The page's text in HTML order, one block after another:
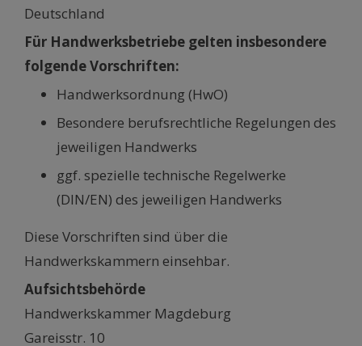
Deutschland
Für Handwerksbetriebe gelten insbesondere
folgende Vorschriften:
Handwerksordnung (HwO)
Besondere berufsrechtliche Regelungen des
jeweiligen Handwerks
ggf. spezielle technische Regelwerke
(DIN/EN) des jeweiligen Handwerks
Diese Vorschriften sind über die
Handwerkskammern einsehbar.
Aufsichtsbehörde
Handwerkskammer Magdeburg
Gareisstr. 10